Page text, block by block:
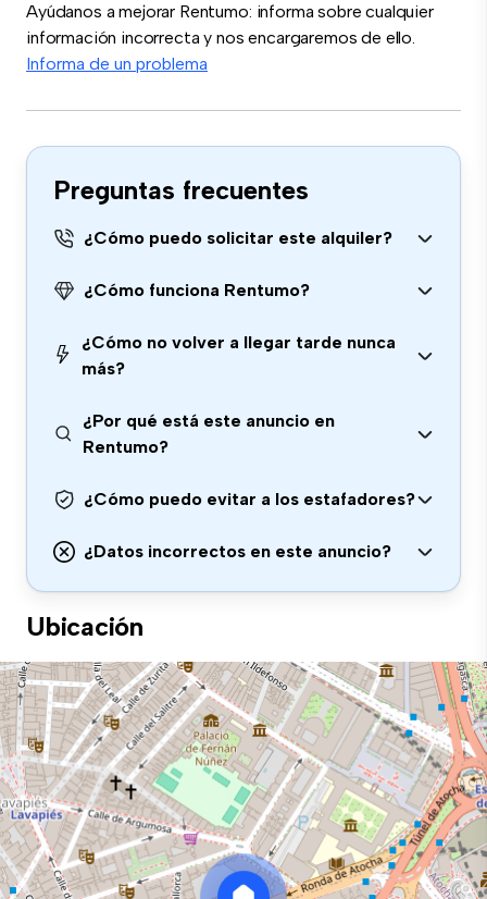
Ayúdanos a mejorar Rentumo: informa sobre cualquier
información incorrecta y nos encargaremos de ello.
Informa de un problema
Preguntas frecuentes
¿Cómo puedo solicitar este alquiler?
¿Cómo funciona Rentumo?
¿Cómo no volver a llegar tarde nunca
más?
¿Por qué está este anuncio en
Rentumo?
¿Cómo puedo evitar a los estafadores?
¿Datos incorrectos en este anuncio?
Ubicación